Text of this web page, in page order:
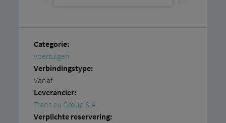
Categorie:
voertuigen
Verbindingstype:
Vanaf
Leverancier:
Trans.eu Group S.A.
Verplichte reservering: